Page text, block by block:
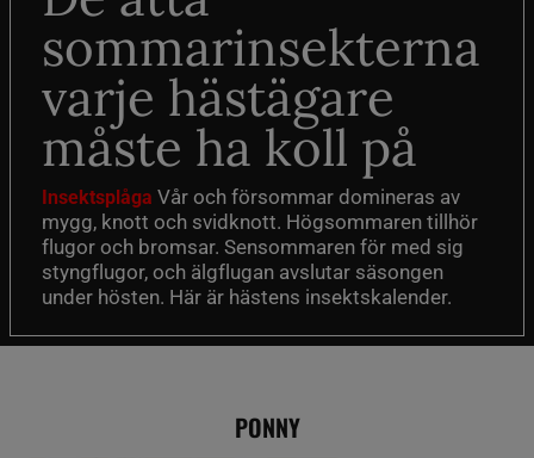
sommarinsekterna
varje hästägare
måste ha koll på
Insektsplåga Vår och försommar domineras av
mygg, knott och svidknott. Högsommaren tillhör
flugor och bromsar. Sensommaren för med sig
styngflugor, och älgflugan avslutar säsongen
under hösten. Här är hästens insektskalender.
PONNY